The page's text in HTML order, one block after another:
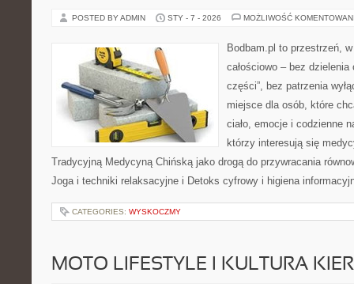
POSTED BY ADMIN STY - 7 - 2026 MOŻLIWOŚĆ
Bodbam.pl to przestrzeń,
całościowo – bez dzielenia
części”, bez patrzenia
miejsce dla osób, które
ciało, emocje i codzienne
którzy interesują się
Tradycyjną Medycyną Chińską jako drogą do przywracania
Joga i techniki relaksacyjne i Detoks cyfrowy i higiena
CATEGORIES: WYSKOCZMY
MOTO LIFESTYLE I KULTURA